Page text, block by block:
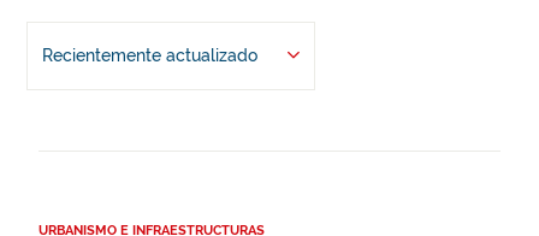
Recientemente actualizado
URBANISMO E INFRAESTRUCTURAS